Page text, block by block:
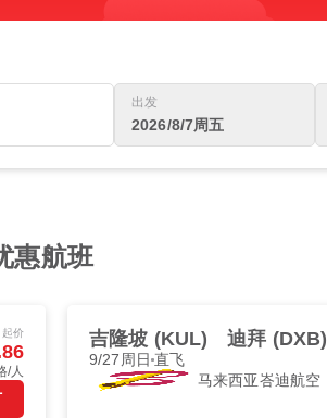
出发
2026/8/7周五
惠航班
起价
/人
吉隆坡 (KUL) 迪拜 (DXB)
9/27周日 直飞
马来西亚峇迪航空